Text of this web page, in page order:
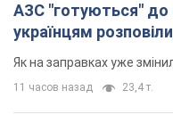
АЗС "готуються" до
українцям
Як на заправках уже
11 часов назад 23,4 т.